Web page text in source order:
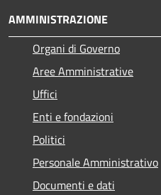
AMMINISTRAZIONE
Organi di Governo
Aree Amministrative
Uffici
Enti e fondazioni
Politici
Personale Amministrativo
Documenti e dati